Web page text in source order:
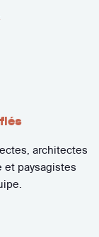
architectes
et paysagistes